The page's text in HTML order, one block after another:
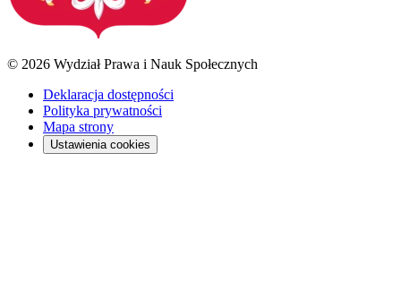
© 2026 Wydział Prawa i Nauk Społecznych
Deklaracja dostępności
Polityka prywatności
Mapa strony
Ustawienia cookies